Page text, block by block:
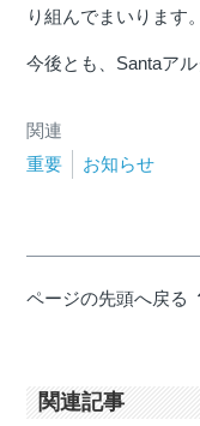
り組んでまいります。
今後とも、Santaア
関連
重要
お知らせ
ページの先頭へ戻る
関連記事